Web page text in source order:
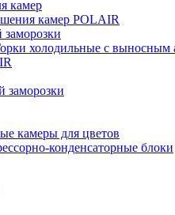
камер
камер POLAIR
холодильные с выносным
заморозки
камеры для цветов
конденсаторные блоки